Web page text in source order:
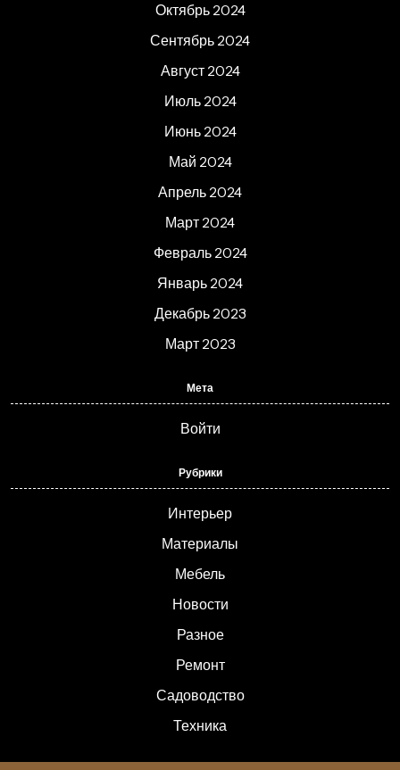
Октябрь 2024
Сентябрь 2024
Август 2024
Июль 2024
Июнь 2024
Май 2024
Апрель 2024
Март 2024
Февраль 2024
Январь 2024
Декабрь 2023
Март 2023
Мета
Войти
Рубрики
Интерьер
Материалы
Мебель
Новости
Разное
Ремонт
Садоводство
Техника